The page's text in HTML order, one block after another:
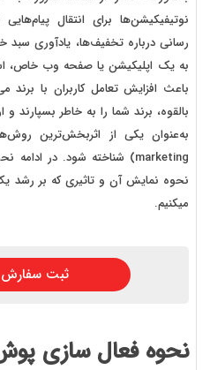
نوتیفیکیشن‌ها برای انتقال
رسانی درباره تخفیف‌ها، یادآوری سبد
به یک اپلیکیشن یا صفحه وب خاص،
باعث افزایش تعامل کاربران با
بالقوه، برند شما را به خاطر بسپارند
نحوه نمایش آن و تاثیری که بر رشد
میکنیم.
ثبت سفارش
نحوه فعال سازی